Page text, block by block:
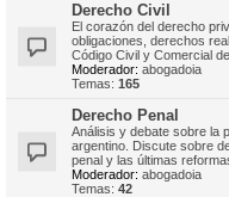
Derecho Civil
El corazón del derecho
obligaciones, derechos
Código Civil y Comercial
Moderador: abogadoia
Temas: 165
Derecho Penal
Análisis y debate sobre la
argentino. Discute sobre
penal y las últimas
Moderador: abogadoia
Temas: 42